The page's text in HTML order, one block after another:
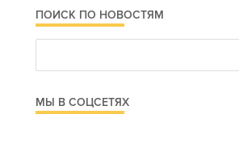
ПОИСК ПО НОВОСТЯМ
МЫ В СОЦСЕТЯХ